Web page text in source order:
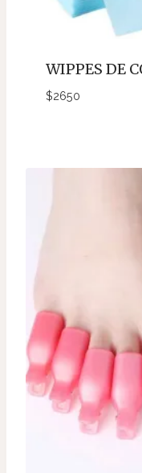
WIPPES DE
$2650